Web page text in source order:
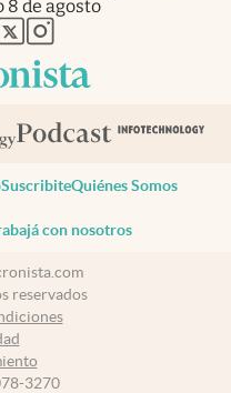
8 de agosto
pestaña
nueva pestaña
en nueva pestaña
abre en nueva pestaña
abre en nueva pestaña
SuscribiteQuiénes Somos
con nosotros
reservados
3270